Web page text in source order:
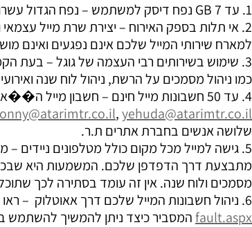
1. עד 7 GB נפח דיסק למשתמש – נפח הגדול עשרות מונים מהנפח המוצע בדרך כלל
2. אי תלות בספק האירוח – יצירת שרת מייל
למארח שירותי המייל שלכם אינם נפגעים ואינם
3. שימוש בשירותים רבי העצמה של גוגל – בעת
כמו ניהול מסמכים על הרשת, ניהול לוח שנה
4. עד 50 חשבונות מייל חינם – חשבון מייל ה��א למעשה הקצאת תיבת מייל נפרדת למשתמשים שונים. לדוגמא,
,yehuda@atarimtr.co.il
שלושה אנשים בחברת אתרים ת.ר.
5. גישה למייל מכל מקום כולל מטלפונים ניידים
מתבצעת דרך הדפדפן שלכם. המשמעות היא שבכל
מסמכים ולוח שנה. אין זה עומד בסתירה לכך
6. ניהול חשבונות המייל שלכם דרך אאוטלוק – ראו מדריך הגדרות לאאוטלוק בכתובת
fault.aspxהמסביר כיצד ניתן להמשיך